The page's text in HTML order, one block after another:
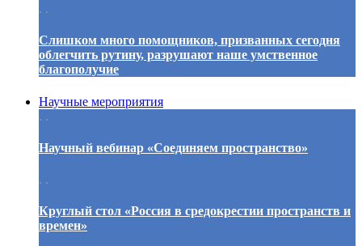
. .
Слишком много помощников, призванных сегодня
облегчить рутину, разрушают наше умственное
благополучие
Научные мероприятия
. .
Научный вебинар «Соединяем пространство»
. .
Круглый стол «Россия в средокрестии пространств и
времен»